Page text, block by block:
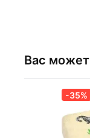
Вас может
-35%